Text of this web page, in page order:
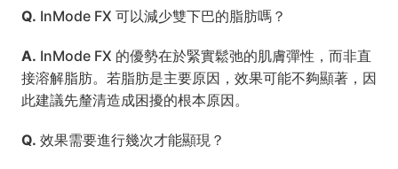
Q. InMode FX 可以減少雙下巴的脂肪嗎？
A. InMode FX 的優勢在於緊實鬆弛的肌膚彈性，而非直
接溶解脂肪。若脂肪是主要原因，效果可能不夠顯著，因
此建議先釐清造成困擾的根本原因。
Q. 效果需要進行幾次才能顯現？